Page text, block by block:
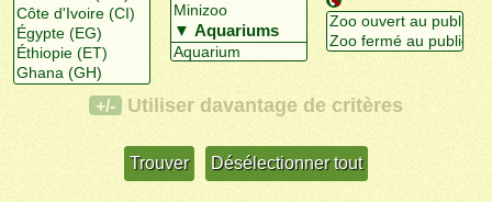
+/- Utiliser davantage de critères